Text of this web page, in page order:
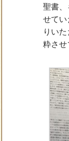
聖書
せて
りい
粋さ